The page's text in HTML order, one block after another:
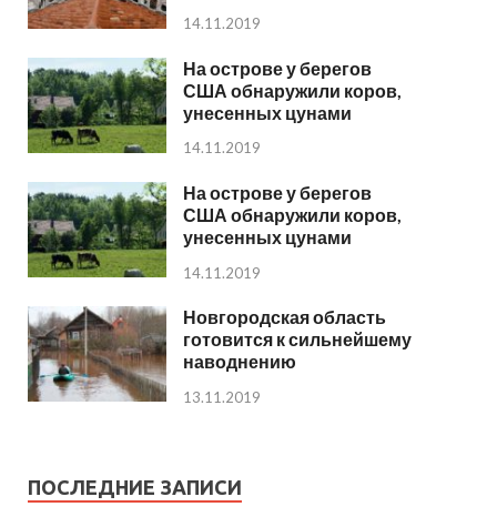
14.11.2019
На острове у берегов
США обнаружили коров,
унесенных цунами
14.11.2019
На острове у берегов
США обнаружили коров,
унесенных цунами
14.11.2019
Новгородская область
готовится к сильнейшему
наводнению
13.11.2019
ПОСЛЕДНИЕ ЗАПИСИ